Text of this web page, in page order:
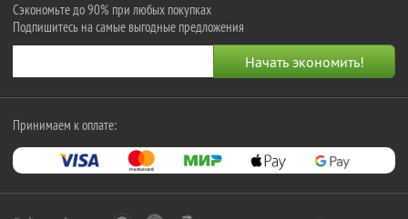
Сэкономьте до 90% при любых покупках
Подпишитесь на самые выгодные предложения
Принимаем к оплате: